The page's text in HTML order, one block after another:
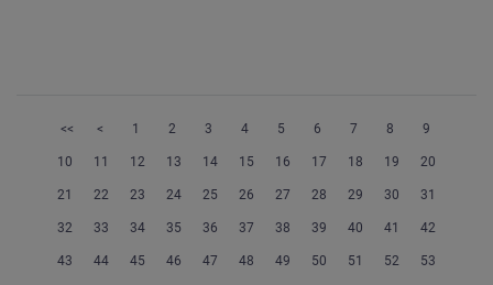
<< < 1 2 3 4 5 6 7 8 9
10 11 12 13 14 15 16 17 18 19 20
21 22 23 24 25 26 27 28 29 30 31
32 33 34 35 36 37 38 39 40 41 42
43 44 45 46 47 48 49 50 51 52 53